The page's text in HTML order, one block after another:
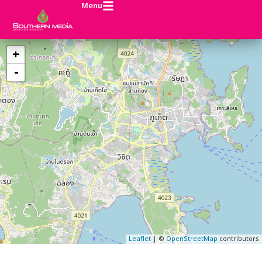
Menu
+
−
Leaflet | ©OpenStreetMap contributors